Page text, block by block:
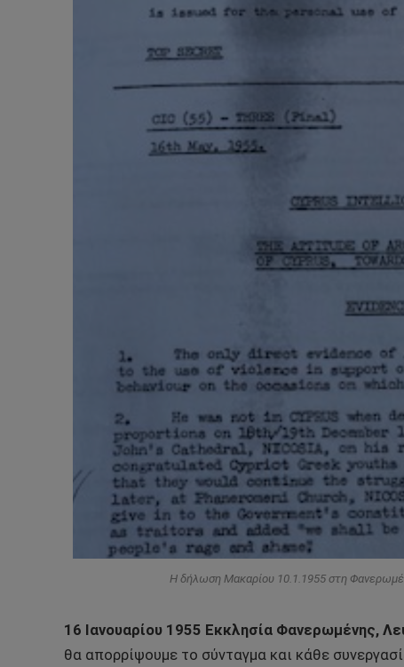
Η δήλωση Μακαρίου 10.1.1955 στη
16 Ιανουαρίου 1955 Εκκλησία Φανερωμένης,
θα απορρίψουμε το σύνταγμα και κάθε